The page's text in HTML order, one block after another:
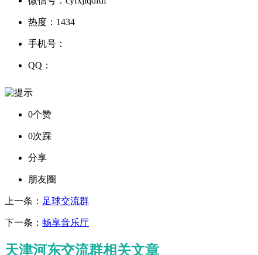
热度： 1434
手机号：
QQ：
0个赞
0次踩
分享
朋友圈
上一条： 足球交流群
下一条： 畅享音乐厅
天津河东交流群相关文章